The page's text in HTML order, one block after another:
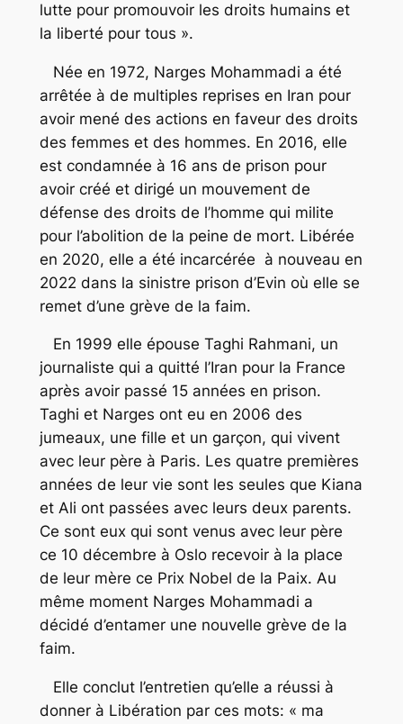
lutte pour promouvoir les droits humains et
la liberté pour tous ».
Née en 1972, Narges Mohammadi a été
arrêtée à de multiples reprises en Iran pour
avoir mené des actions en faveur des droits
des femmes et des hommes. En 2016, elle
est condamnée à 16 ans de prison pour
avoir créé et dirigé un mouvement de
défense des droits de l’homme qui milite
pour l’abolition de la peine de mort. Libérée
en 2020, elle a été incarcérée à nouveau en
2022 dans la sinistre prison d’Evin où elle se
remet d’une grève de la faim.
En 1999 elle épouse Taghi Rahmani, un
journaliste qui a quitté l’Iran pour la France
après avoir passé 15 années en prison.
Taghi et Narges ont eu en 2006 des
jumeaux, une fille et un garçon, qui vivent
avec leur père à Paris. Les quatre premières
années de leur vie sont les seules que Kiana
et Ali ont passées avec leurs deux parents.
Ce sont eux qui sont venus avec leur père
ce 10 décembre à Oslo recevoir à la place
de leur mère ce Prix Nobel de la Paix. Au
même moment Narges Mohammadi a
décidé d’entamer une nouvelle grève de la
faim.
Elle conclut l’entretien qu’elle a réussi à
donner à Libération par ces mots: « ma